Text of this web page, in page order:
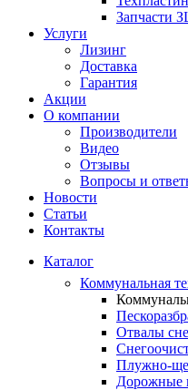
Запчасти
Услуги
Лизинг
Доставка
Гарантия
Акции
О компании
Производители
Видео
Отзывы
Вопросы и
Новости
Статьи
Контакты
Каталог
Коммунальная
Отвалы
Плужно-
Дорожные